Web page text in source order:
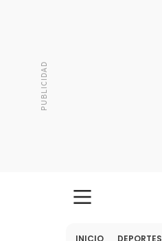
INICIO DEPORTES